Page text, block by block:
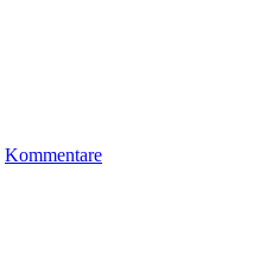
Kommentare